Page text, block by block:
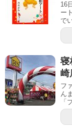
16
ー
で
寝
崎
フ
ん
「